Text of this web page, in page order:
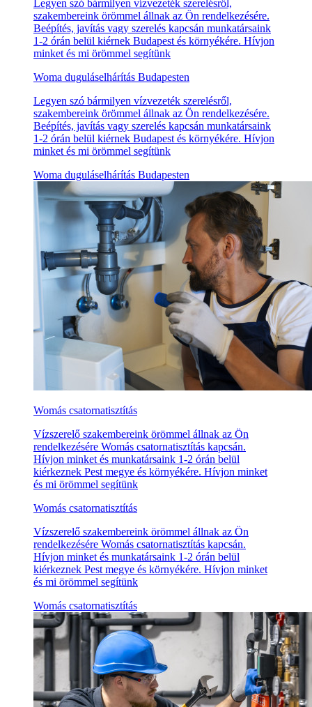
Legyen szó bármilyen vízvezeték szerelésről,
szakembereink örömmel állnak az Ön rendelkezésére.
Beépítés, javítás vagy szerelés kapcsán munkatársaink
1-2 órán belül kiérnek Budapest és környékére. Hívjon
minket és mi örömmel segítünk
Woma duguláselhárítás Budapesten
Legyen szó bármilyen vízvezeték szerelésről,
szakembereink örömmel állnak az Ön rendelkezésére.
Beépítés, javítás vagy szerelés kapcsán munkatársaink
1-2 órán belül kiérnek Budapest és környékére. Hívjon
minket és mi örömmel segítünk
Woma duguláselhárítás Budapesten
Womás csatornatisztítás
Vízszerelő szakembereink örömmel állnak az Ön
rendelkezésére Womás csatornatisztítás kapcsán.
Hívjon minket és munkatársaink 1-2 órán belül
kiérkeznek Pest megye és környékére. Hívjon minket
és mi örömmel segítünk
Womás csatornatisztítás
Vízszerelő szakembereink örömmel állnak az Ön
rendelkezésére Womás csatornatisztítás kapcsán.
Hívjon minket és munkatársaink 1-2 órán belül
kiérkeznek Pest megye és környékére. Hívjon minket
és mi örömmel segítünk
Womás csatornatisztítás